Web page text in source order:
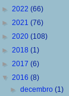
► 2022 (66)
► 2021 (76)
► 2020 (108)
► 2018 (1)
► 2017 (6)
▼ 2016 (8)
►decembro(1)